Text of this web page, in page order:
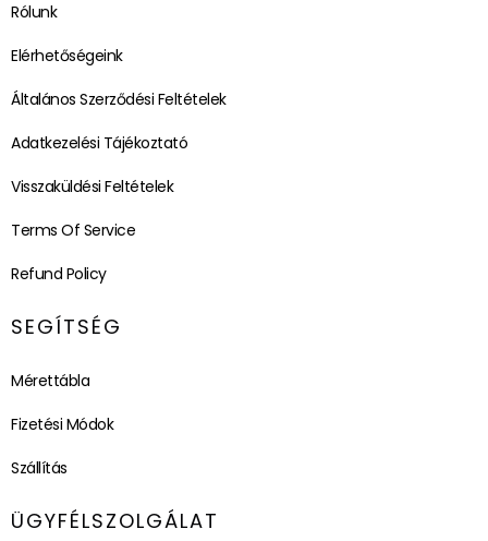
Rólunk
Elérhetőségeink
Általános Szerződési Feltételek
Adatkezelési Tájékoztató
Visszaküldési Feltételek
Terms Of Service
Refund Policy
SEGÍTSÉG
Mérettábla
Fizetési Módok
Szállítás
ÜGYFÉLSZOLGÁLAT